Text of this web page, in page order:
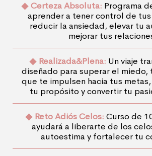
Certeza Absoluta: Programa
aprender a tener control de
reducir la ansiedad, elevar tu
mejorar tus
Realizada&Plena: Un viaje
diseñado para superar el miedo,
que te impulsen hacia tus
tu propósito y convertir tu
Reto Adiós Celos: Curso de
ayudará a liberarte de los
autoestima y fortalecer tu